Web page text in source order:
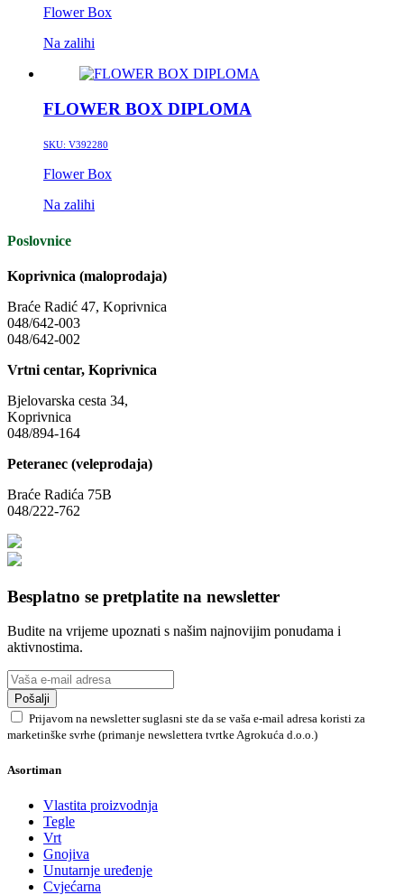
Flower Box
Na zalihi
FLOWER BOX DIPLOMA
SKU: V392280
Flower Box
Na zalihi
Poslovnice
Koprivnica (maloprodaja)
Braće Radić 47, Koprivnica
048/642-003
048/642-002
Vrtni centar, Koprivnica
Bjelovarska cesta 34,
Koprivnica
048/894-164
Peteranec (veleprodaja)
Braće Radića 75B
048/222-762
Besplatno se pretplatite na newsletter
Budite na vrijeme upoznati s našim najnovijim ponudama i
aktivnostima.
Pošalji
Prijavom na newsletter suglasni ste da se vaša e-mail adresa koristi za
marketinške svrhe (primanje newslettera tvrtke Agrokuća d.o.o.)
Asortiman
Vlastita proizvodnja
Tegle
Vrt
Gnojiva
Unutarnje uređenje
Cvjećarna